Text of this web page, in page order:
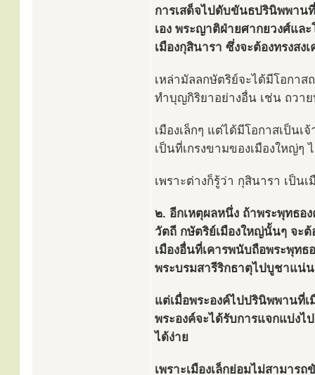
การเสด็จไปดับขันธปรินิพพาน
เอง พระญาติฝ่ายศากยวงศ์แล
เมืองกุสินารา ซึ่งจะต้องทรงสง
เหล่ามัลลกษัตริย์จะได้มีโอกาส
ทำบุญกิริยาอย่างอื่น เช่น ถวา
เมืองเล็กๆ แต่ได้มีโอกาสเป็น
เป็นที่เกรงขามของเมืองใหญ่ๆ
เพราะต่างก็รู้ว่า กุสินารา เป็น
๒. อีกเหตุผลหนึ่ง ถ้าพระพุทธอ
วัตถี กษัตริย์เมืองใหญ่นั้นๆ จะต้
เมืองอื่นที่เคารพนับถือพระพุท
พระบรมสารีริกธาตุไปบูชาแน่
แต่เมื่อพระองค์ไปปรินิพพานที่เ
พระองค์จะได้รับการแจกแบ่งไ
ได้ง่าย
เพราะเมืองเล็กย่อมไม่สามาร